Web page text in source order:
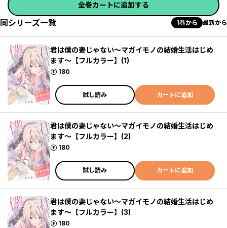
全巻カートに追加する
同シリーズ一覧 1巻から 最新から
君は僕の妻じゃない～マガイモノの結婚生活はじめ
ます～【フルカラー】(1)
180
ポイント
試し読み カートに追加
君は僕の妻じゃない～マガイモノの結婚生活はじめ
ます～【フルカラー】(2)
180
ポイント
試し読み カートに追加
君は僕の妻じゃない～マガイモノの結婚生活はじめ
ます～【フルカラー】(3)
180
ポイント